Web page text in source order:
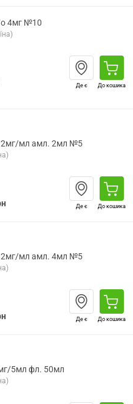
о 4мг №10
Де є До кошика
2мг/мл амл. 2мл №5
Де є До кошика
2мг/мл амл. 4мл №5
Де є До кошика
5мл фл. 50мл